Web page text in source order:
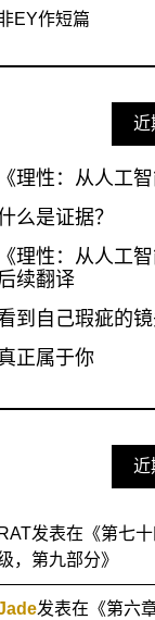
EY作短篇
近
《理性：从人工
么是证据？
《理性：从人工
续翻译
到自己瑕疵的
正属于你
近
RAT发表在《第七
，第九部分》
发表在《第六